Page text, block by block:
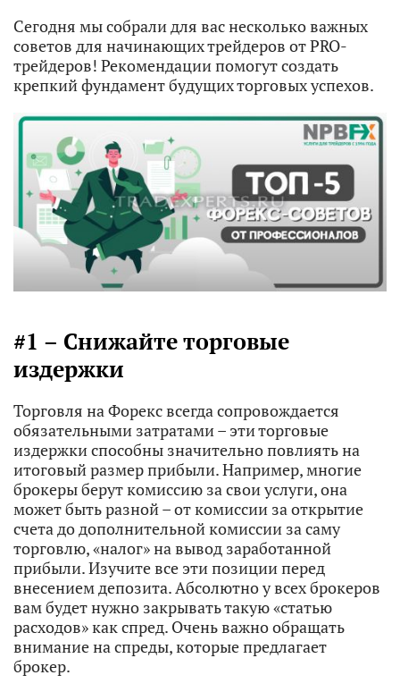
Сегодня мы собрали для вас несколько важных
советов для начинающих трейдеров от PRO-
трейдеров! Рекомендации помогут создать
крепкий фундамент будущих торговых успехов.
#1 – Снижайте торговые
издержки
Торговля на Форекс всегда сопровождается
обязательными затратами – эти торговые
издержки способны значительно повлиять на
итоговый размер прибыли. Например, многие
брокеры берут комиссию за свои услуги, она
может быть разной – от комиссии за открытие
счета до дополнительной комиссии за саму
торговлю, «налог» на вывод заработанной
прибыли. Изучите все эти позиции перед
внесением депозита. Абсолютно у всех брокеров
вам будет нужно закрывать такую «статью
расходов» как спред. Очень важно обращать
внимание на спреды, которые предлагает
брокер.